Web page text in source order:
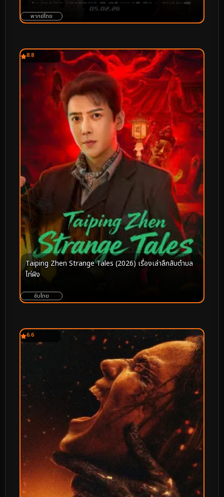
พากย์ไทย
8.8
Taiping Zhen Strange Tales (2026) เรื่องเล่าลึกลับตำบล
ไท่ผิง
ซับไทย
6.6